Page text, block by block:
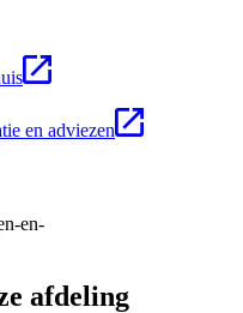
en adviezen
en-
afdeling